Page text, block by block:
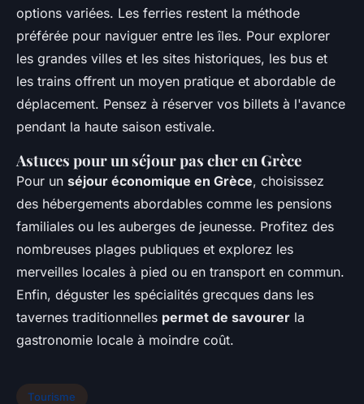
options variées. Les ferries restent la méthode
préférée pour naviguer entre les îles. Pour explorer
les grandes villes et les sites historiques, les bus et
les trains offrent un moyen pratique et abordable de
déplacement. Pensez à réserver vos billets à l'avance
pendant la haute saison estivale.
Astuces pour un séjour pas cher en Grèce
Pour un séjour économique en Grèce, choisissez
des hébergements abordables comme les pensions
familiales ou les auberges de jeunesse. Profitez des
nombreuses plages publiques et explorez les
merveilles locales à pied ou en transport en commun.
Enfin, déguster les spécialités grecques dans les
tavernes traditionnelles permet de savourer la
gastronomie locale à moindre coût.
Tourisme